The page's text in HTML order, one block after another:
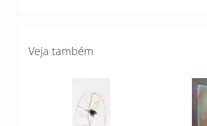
Veja também